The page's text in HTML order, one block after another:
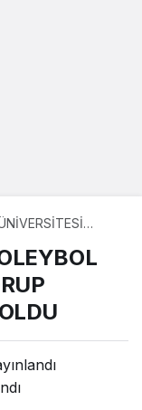
LİG GRUP
3.